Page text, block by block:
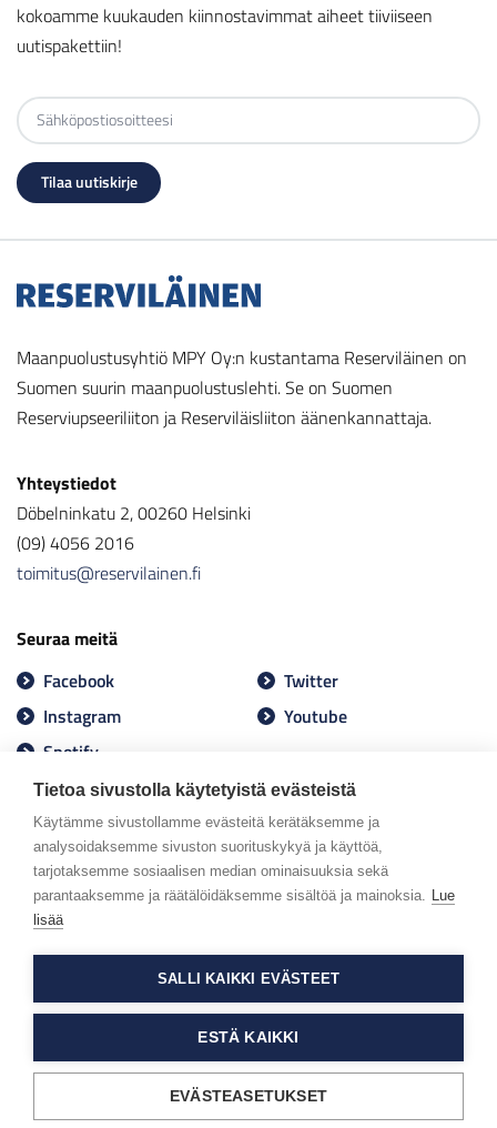
Tietoa sivustolla käytetyistä evästeistä
Käytämme sivustollamme evästeitä kerätäksemme ja
analysoidaksemme sivuston suorituskykyä ja käyttöä,
tarjotaksemme sosiaalisen median ominaisuuksia sekä
parantaaksemme ja räätälöidäksemme sisältöä ja mainoksia. Lue
lisää
SALLI KAIKKI EVÄSTEET
ESTÄ KAIKKI
EVÄSTEASETUKSET
kokoamme kuukauden kiinnostavimmat aiheet tiiviiseen
uutispakettiin!
Maanpuolustusyhtiö MPY Oy:n kustantama Reserviläinen on
Suomen suurin maanpuolustuslehti. Se on Suomen
Reserviupseeriliiton ja Reserviläisliiton äänenkannattaja.
Yhteystiedot
Döbelninkatu 2, 00260 Helsinki
(09) 4056 2016
toimitus@reservilainen.fi
Seuraa meitä
Facebook
Twitter
Instagram
Youtube
Spotify